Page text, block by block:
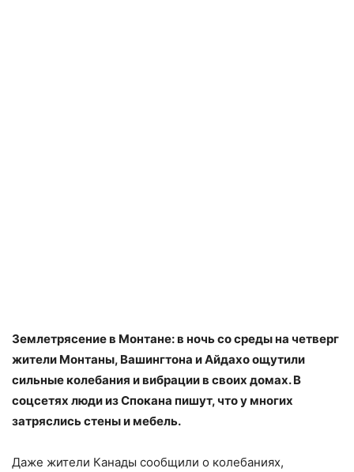
Землетрясение в Монтане: в ночь со среды на четверг
жители Монтаны, Вашингтона и Айдахо ощутили
сильные колебания и вибрации в своих домах. В
соцсетях люди из Спокана пишут, что у многих
затряслись стены и мебель.
Даже жители Канады сообщили о колебаниях,